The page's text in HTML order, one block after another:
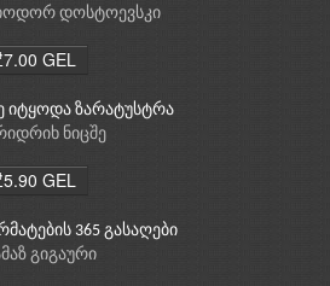
დოსტოევსკი
GEL
იტყოდა ზარატუსტრა
ნიცშე
GEL
365 გასაღები
გიგაური